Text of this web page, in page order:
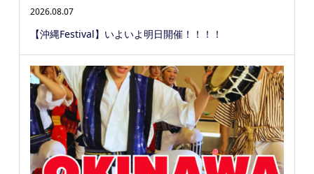
2026.08.07
【沖縄Festival】いよいよ明日開催！！！！